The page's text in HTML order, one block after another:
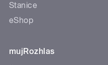
Stanice
eShop
mujRozhlas